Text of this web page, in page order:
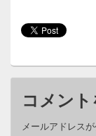
コメン
メールアドレス